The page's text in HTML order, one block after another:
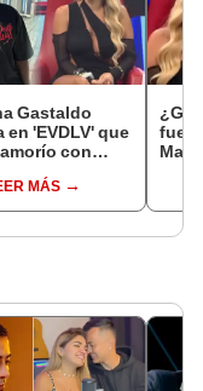
Gastaldo
en 'EVDLV' que
con
juntos en
"Me pareció
MÁS
fue
el